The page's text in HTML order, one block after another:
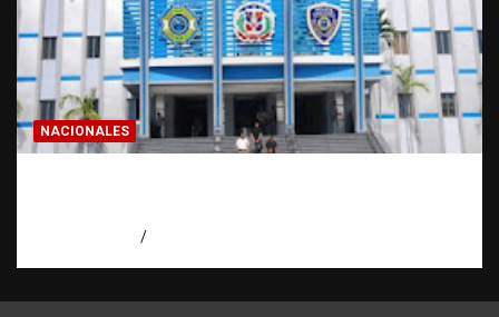
NACIONALES